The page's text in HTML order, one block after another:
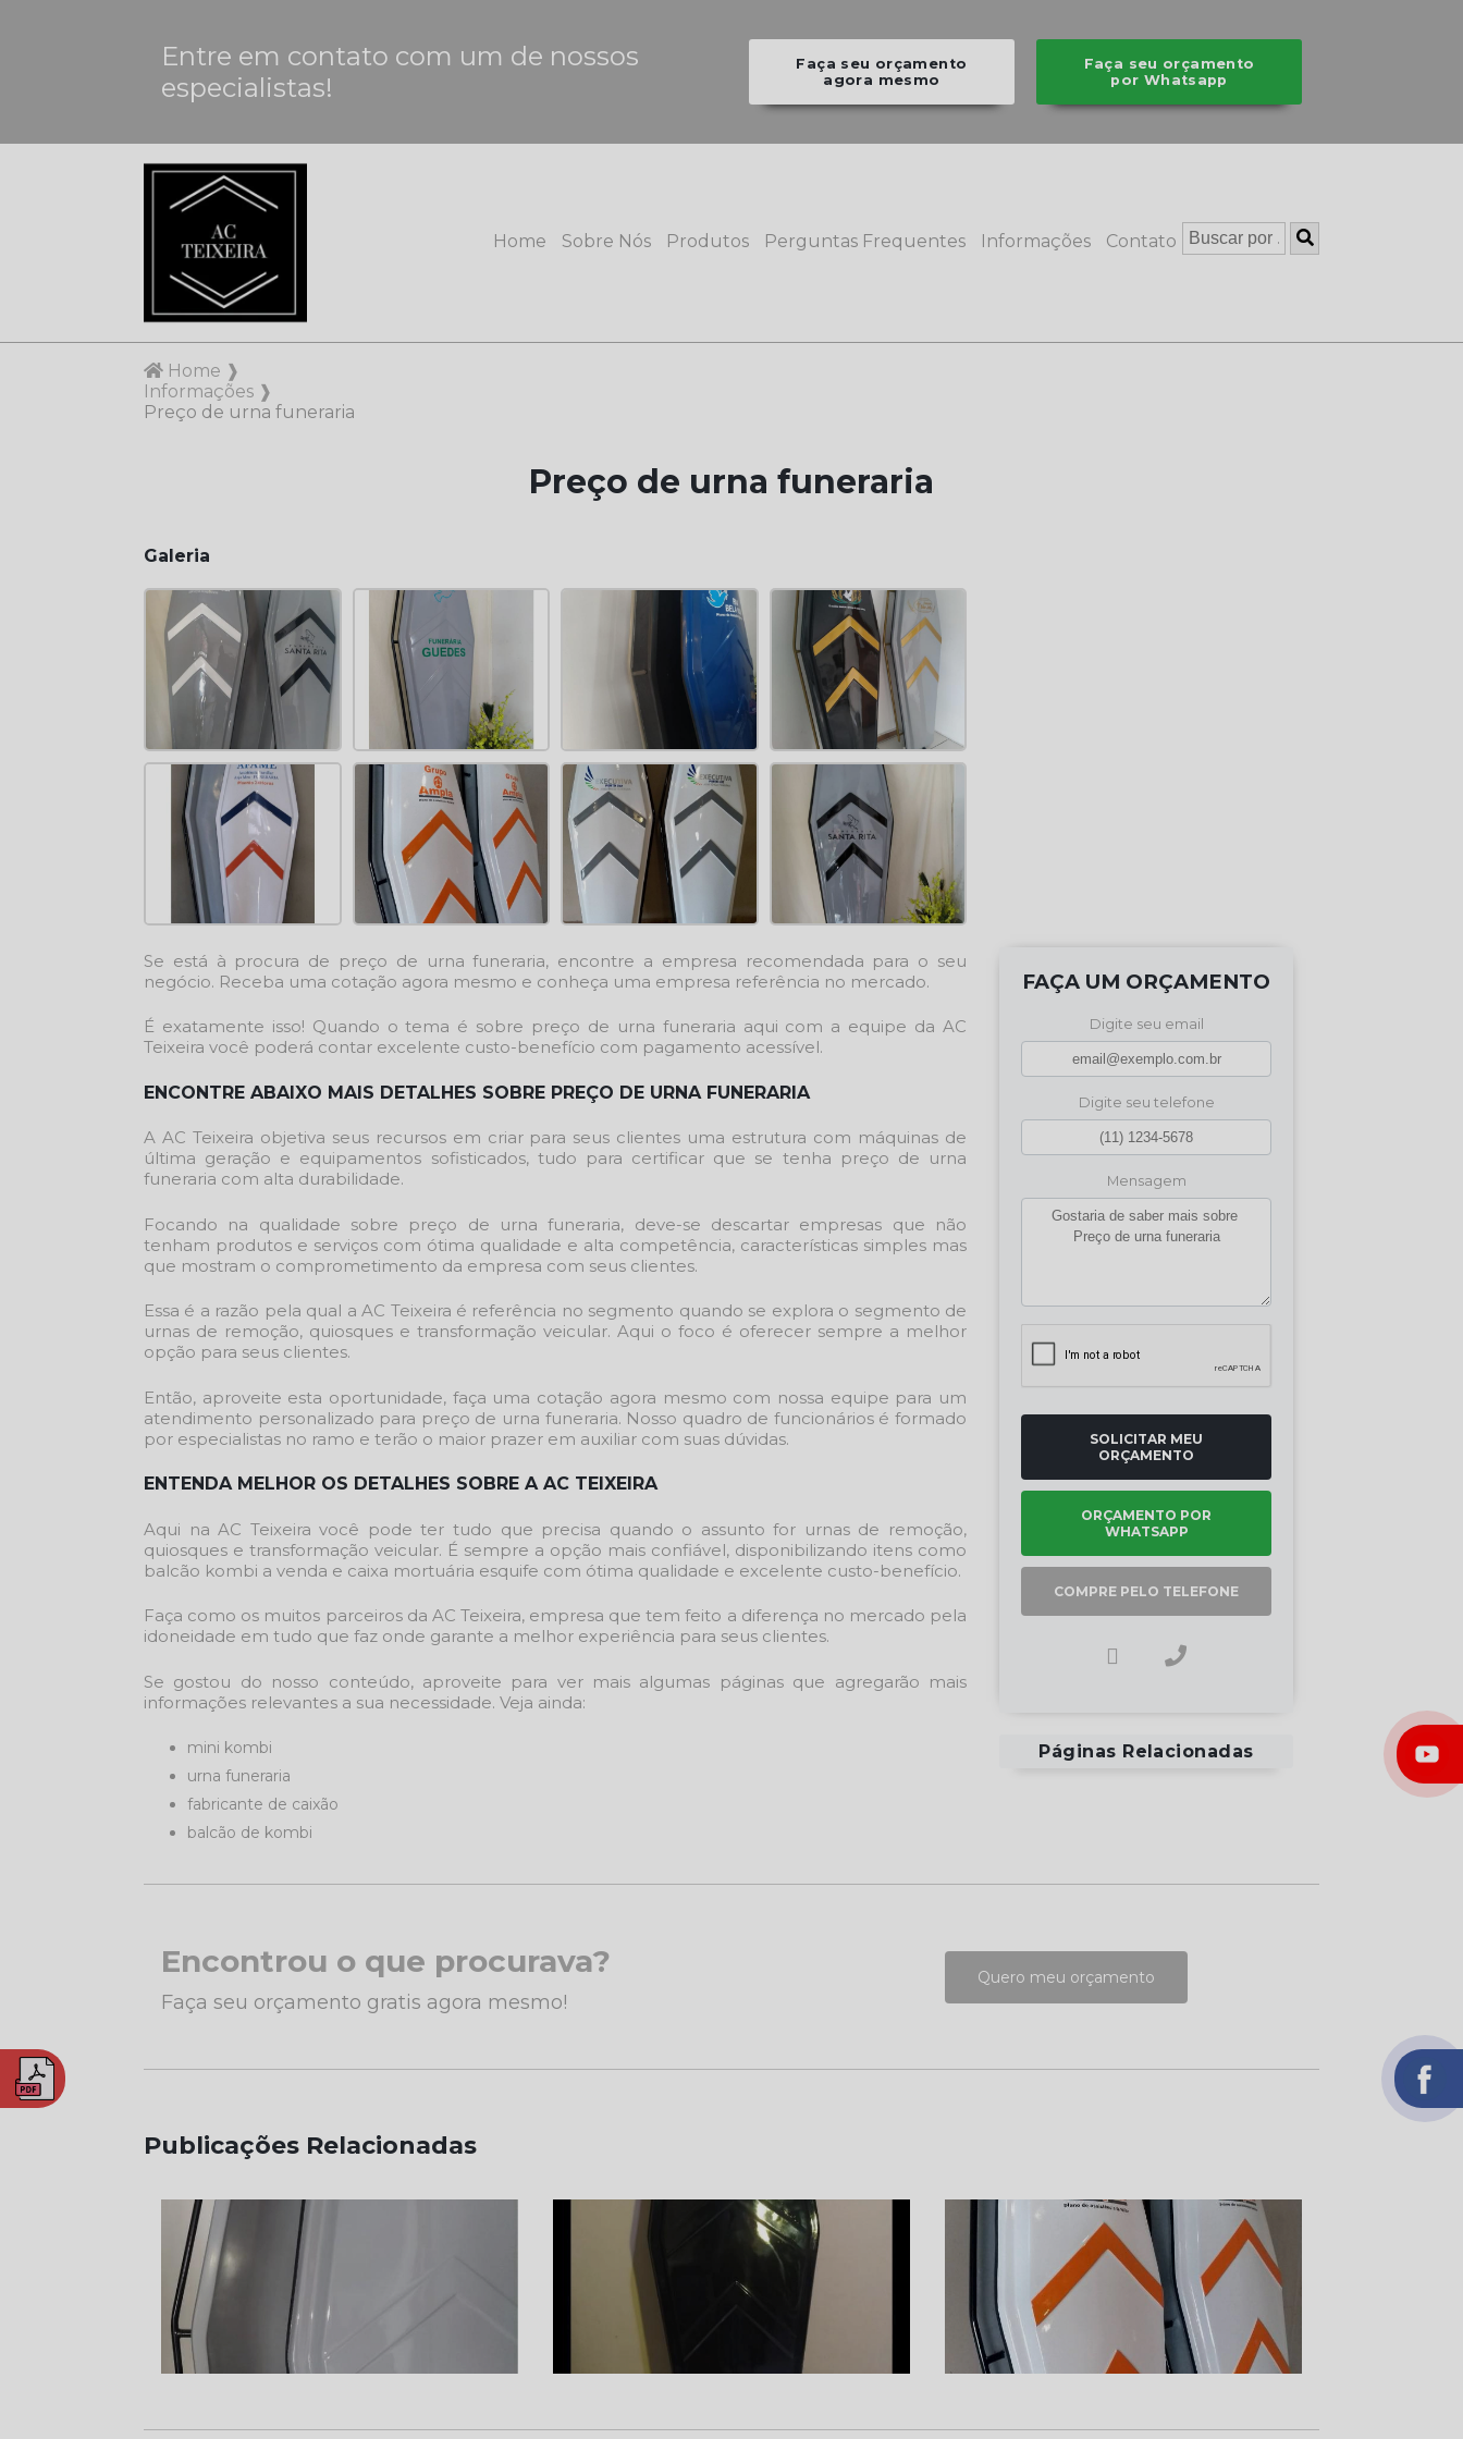
Entre em contato com um de nossos
especialistas!
Faça seu orçamento
agora mesmo
Faça seu orçamento
por Whatsapp
Home Sobre Nós Produtos Perguntas Frequentes Informações Contato
Home ❱
Informações ❱
Preço de urna funeraria
Preço de urna funeraria
Galeria
Se está à procura de preço de urna funeraria, encontre a empresa recomendada para o seu
negócio. Receba uma cotação agora mesmo e conheça uma empresa referência no mercado.
É exatamente isso! Quando o tema é sobre preço de urna funeraria aqui com a equipe da AC
Teixeira você poderá contar excelente custo-benefício com pagamento acessível.
ENCONTRE ABAIXO MAIS DETALHES SOBRE PREÇO DE URNA FUNERARIA
A AC Teixeira objetiva seus recursos em criar para seus clientes uma estrutura com máquinas de
última geração e equipamentos sofisticados, tudo para certificar que se tenha preço de urna
funeraria com alta durabilidade.
Focando na qualidade sobre preço de urna funeraria, deve-se descartar empresas que não
tenham produtos e serviços com ótima qualidade e alta competência, características simples mas
que mostram o comprometimento da empresa com seus clientes.
Essa é a razão pela qual a AC Teixeira é referência no segmento quando se explora o segmento de
urnas de remoção, quiosques e transformação veicular. Aqui o foco é oferecer sempre a melhor
opção para seus clientes.
Então, aproveite esta oportunidade, faça uma cotação agora mesmo com nossa equipe para um
atendimento personalizado para preço de urna funeraria. Nosso quadro de funcionários é formado
por especialistas no ramo e terão o maior prazer em auxiliar com suas dúvidas.
ENTENDA MELHOR OS DETALHES SOBRE A AC TEIXEIRA
Aqui na AC Teixeira você pode ter tudo que precisa quando o assunto for urnas de remoção,
quiosques e transformação veicular. É sempre a opção mais confiável, disponibilizando itens como
balcão kombi a venda e caixa mortuária esquife com ótima qualidade e excelente custo-benefício.
Faça como os muitos parceiros da AC Teixeira, empresa que tem feito a diferença no mercado pela
idoneidade em tudo que faz onde garante a melhor experiência para seus clientes.
Se gostou do nosso conteúdo, aproveite para ver mais algumas páginas que agregarão mais
informações relevantes a sua necessidade. Veja ainda:
mini kombi
urna funeraria
fabricante de caixão
balcão de kombi
FAÇA UM ORÇAMENTO
Digite seu email
Digite seu telefone
Mensagem
SOLICITAR MEU
ORÇAMENTO
ORÇAMENTO POR
WHATSAPP
COMPRE PELO TELEFONE
Páginas Relacionadas
Encontrou o que procurava?
Faça seu orçamento gratis agora mesmo!
Quero meu orçamento
Publicações Relacionadas